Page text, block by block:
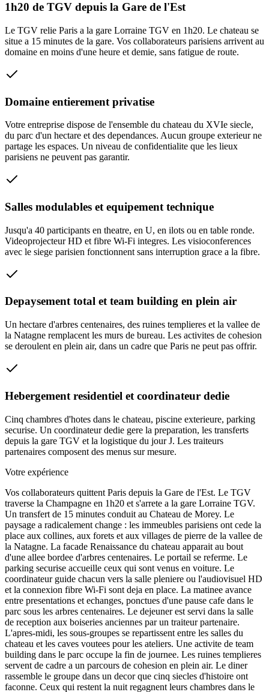
1h20 de TGV depuis la Gare de l'Est
Le TGV relie Paris a la gare Lorraine TGV en 1h20. Le chateau se
situe a 15 minutes de la gare. Vos collaborateurs parisiens arrivent au
domaine en moins d'une heure et demie, sans fatigue de route.
Domaine entierement privatise
Votre entreprise dispose de l'ensemble du chateau du XVIe siecle,
du parc d'un hectare et des dependances. Aucun groupe exterieur ne
partage les espaces. Un niveau de confidentialite que les lieux
parisiens ne peuvent pas garantir.
Salles modulables et equipement technique
Jusqu'a 40 participants en theatre, en U, en ilots ou en table ronde.
Videoprojecteur HD et fibre Wi-Fi integres. Les visioconferences
avec le siege parisien fonctionnent sans interruption grace a la fibre.
Depaysement total et team building en plein air
Un hectare d'arbres centenaires, des ruines templieres et la vallee de
la Natagne remplacent les murs de bureau. Les activites de cohesion
se deroulent en plein air, dans un cadre que Paris ne peut pas offrir.
Hebergement residentiel et coordinateur dedie
Cinq chambres d'hotes dans le chateau, piscine exterieure, parking
securise. Un coordinateur dedie gere la preparation, les transferts
depuis la gare TGV et la logistique du jour J. Les traiteurs
partenaires composent des menus sur mesure.
Votre expérience
Vos collaborateurs quittent Paris depuis la Gare de l'Est. Le TGV
traverse la Champagne en 1h20 et s'arrete a la gare Lorraine TGV.
Un transfert de 15 minutes conduit au Chateau de Morey. Le
paysage a radicalement change : les immeubles parisiens ont cede la
place aux collines, aux forets et aux villages de pierre de la vallee de
la Natagne. La facade Renaissance du chateau apparait au bout
d'une allee bordee d'arbres centenaires. Le portail se referme. Le
parking securise accueille ceux qui sont venus en voiture. Le
coordinateur guide chacun vers la salle pleniere ou l'audiovisuel HD
et la connexion fibre Wi-Fi sont deja en place. La matinee avance
entre presentations et echanges, ponctues d'une pause cafe dans le
parc sous les arbres centenaires. Le dejeuner est servi dans la salle
de reception aux boiseries anciennes par un traiteur partenaire.
L'apres-midi, les sous-groupes se repartissent entre les salles du
chateau et les caves voutees pour les ateliers. Une activite de team
building dans le parc occupe la fin de journee. Les ruines templieres
servent de cadre a un parcours de cohesion en plein air. Le diner
rassemble le groupe dans un decor que cinq siecles d'histoire ont
faconne. Ceux qui restent la nuit regagnent leurs chambres dans le